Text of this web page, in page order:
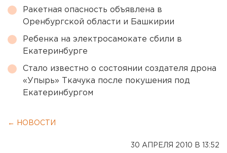
Ракетная опасность объявлена в
Оренбургской области и Башкирии
Ребенка на электросамокате сбили в
Екатеринбурге
Стало известно о состоянии создателя дрона
«Упырь» Ткачука после покушения под
Екатеринбургом
← НОВОСТИ
30 АПРЕЛЯ 2010 В 13:52